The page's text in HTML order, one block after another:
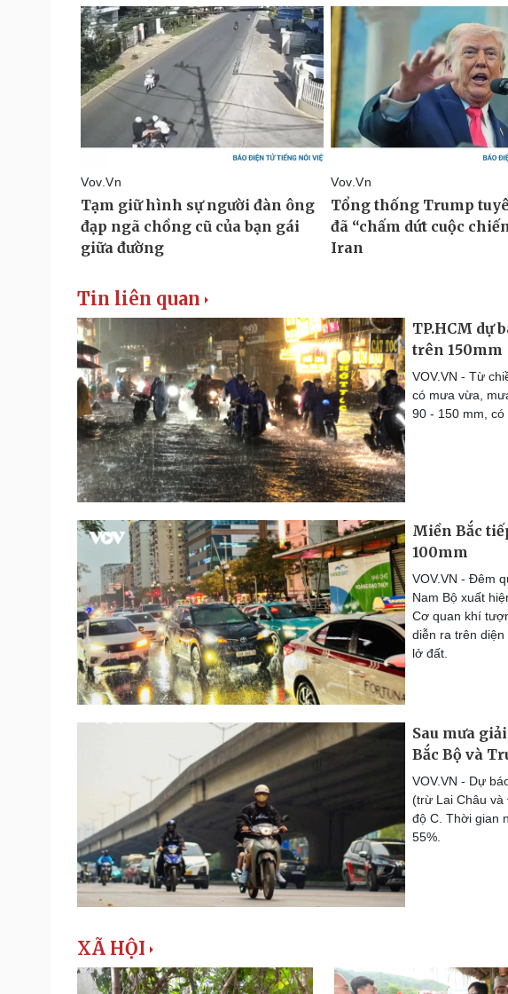
Tin liên quan
TP.HCM dự
trên 150mm
VOV.VN - Từ
có mưa vừa,
90 - 150 mm,
Miền Bắc
100mm
VOV.VN - Đêm
Nam Bộ xuất
Cơ quan khí
diễn ra trên
lở đất.
Sau mưa
Bắc Bộ và
VOV.VN - Dự
(trừ Lai Châu và
độ C. Thời gian
55%.
XÃ HỘI